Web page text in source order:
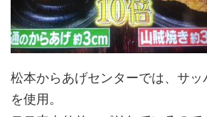
松本からあげセンターでは、サ
を使用。